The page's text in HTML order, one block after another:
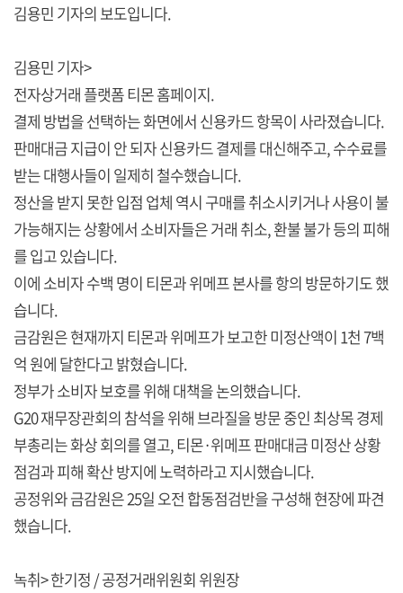
김용민 기자의 보도입니다.
김용민 기자>
전자상거래 플랫폼 티몬 홈페이지.
결제 방법을 선택하는 화면에서 신용카드 항목이 사라졌습니다.
판매대금 지급이 안 되자 신용카드 결제를 대신해주고, 수수료를
받는 대행사들이 일제히 철수했습니다.
정산을 받지 못한 입점 업체 역시 구매를 취소시키거나 사용이 불
가능해지는 상황에서 소비자들은 거래 취소, 환불 불가 등의 피해
를 입고 있습니다.
이에 소비자 수백 명이 티몬과 위메프 본사를 항의 방문하기도 했
습니다.
금감원은 현재까지 티몬과 위메프가 보고한 미정산액이 1천 7백
억 원에 달한다고 밝혔습니다.
정부가 소비자 보호를 위해 대책을 논의했습니다.
G20 재무장관회의 참석을 위해 브라질을 방문 중인 최상목 경제
부총리는 화상 회의를 열고, 티몬·위메프 판매대금 미정산 상황
점검과 피해 확산 방지에 노력하라고 지시했습니다.
공정위와 금감원은 25일 오전 합동점검반을 구성해 현장에 파견
했습니다.
녹취> 한기정 / 공정거래위원회 위원장